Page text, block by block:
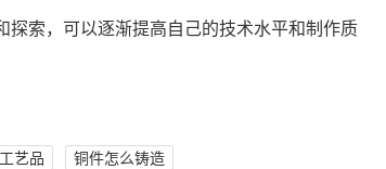
索，可以逐渐提高自己的技术水平和制作质
艺品 铜件怎么铸造